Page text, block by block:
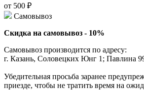
от 500 ₽
Самовывоз
Скидка на самовывоз - 10%
Самовывоз производится по адресу:
г. Казань, Соловецких Юнг 1; Павлина
Убедительная просьба заранее
приезде, чтобы не тратить время на